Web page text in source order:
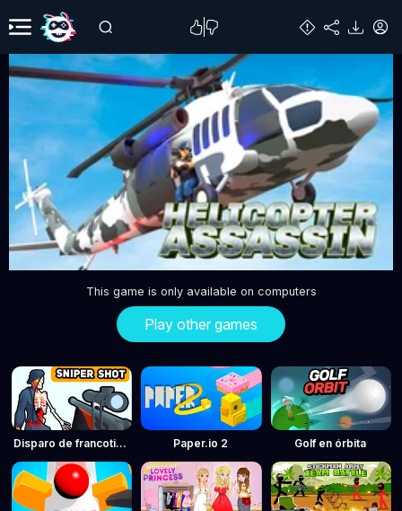
This game is only available on computers
Play other games
Disparo de francotirador: Tiempo bala Paper.io 2 Golf en órbita